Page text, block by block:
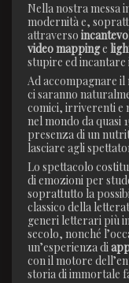
Nella nostra messa
modernità e,
attraverso
video mappinge
stupire ed incantare
Ad accompagnare il
ci saranno
comici, irriverenti e
nel mondo da quasi
presenza di un
lasciare agli
Lo spettacolo
di emozioni per
soprattutto la
classico della
generi letterari più
secolo, nonché
un’esperienza di
con il motore
storia di immortale